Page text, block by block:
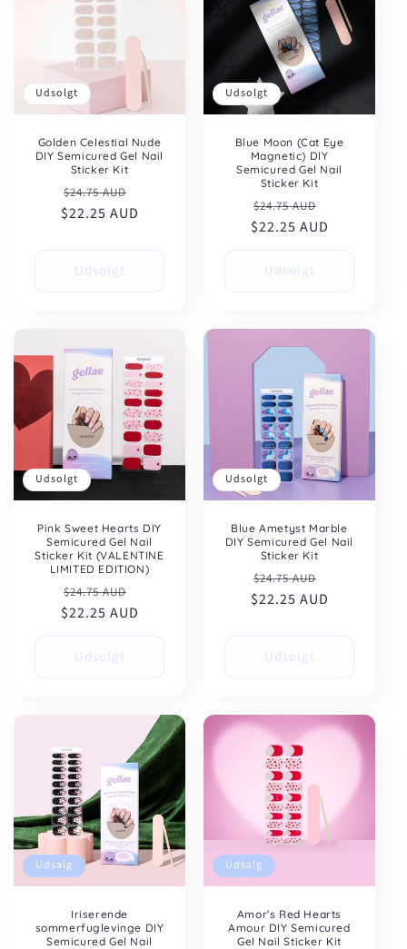
Udsolgt
Golden Celestial Nude
DIY Semicured Gel Nail
Sticker Kit
Normalpris
$24.75 AUD
$22.25 AUD
Udsolgt
Udsolgt
Blue Moon (Cat Eye
Magnetic) DIY
Semicured Gel Nail
Sticker Kit
Normalpris
$24.75 AUD
$22.25 AUD
Udsolgt
Udsolgt
Pink Sweet Hearts DIY
Semicured Gel Nail
Sticker Kit (VALENTINE
LIMITED EDITION)
Normalpris
$24.75 AUD
$22.25 AUD
Udsolgt
Udsolgt
Blue Ametyst Marble
DIY Semicured Gel Nail
Sticker Kit
Normalpris
$24.75 AUD
$22.25 AUD
Udsolgt
Udsalg
Iriserende
sommerfuglevinge DIY
Semicured Gel Nail
Udsalg
Amor's Red Hearts
Amour DIY Semicured
Gel Nail Sticker Kit